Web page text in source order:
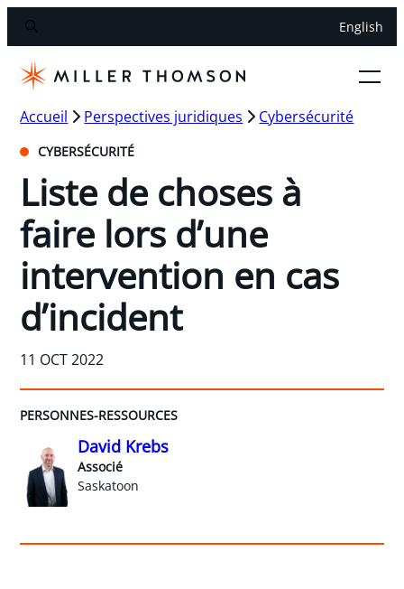
English
Accueil Perspectives juridiques Cybersécurité
CYBERSÉCURITÉ
Liste de choses à
faire lors d’une
intervention en cas
d’incident
11 OCT 2022
PERSONNES-RESSOURCES
David Krebs
Associé
Saskatoon